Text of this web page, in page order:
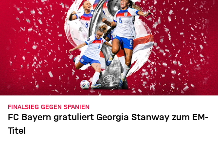
FINALSIEG GEGEN SPANIEN
FC Bayern gratuliert Georgia Stanway zum EM-
Titel